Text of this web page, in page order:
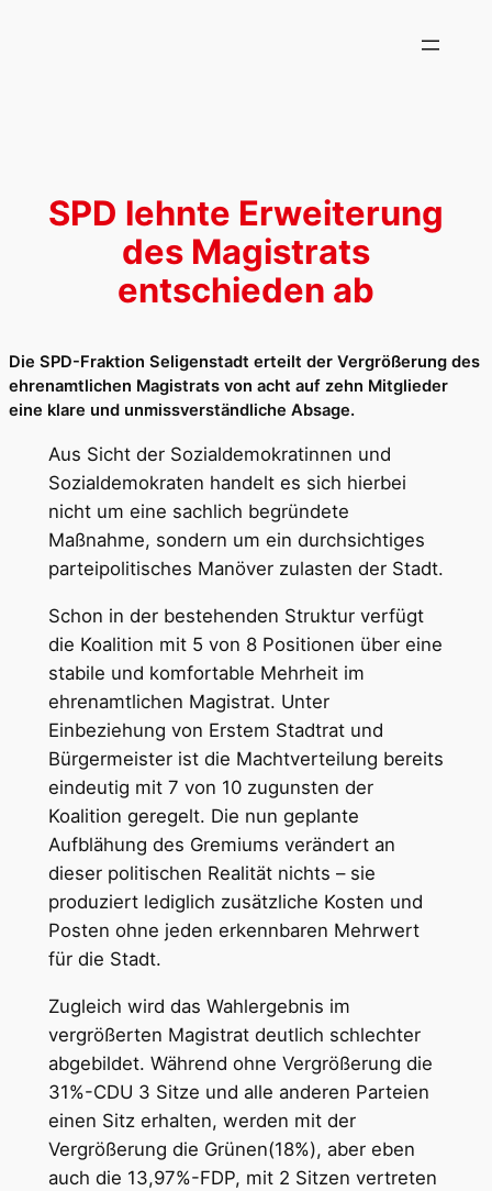
SPD lehnte Erweiterung
des Magistrats
entschieden ab
Die SPD-Fraktion Seligenstadt erteilt der Vergrößerung des
ehrenamtlichen Magistrats von acht auf zehn Mitglieder
eine klare und unmissverständliche Absage.
Aus Sicht der Sozialdemokratinnen und
Sozialdemokraten handelt es sich hierbei
nicht um eine sachlich begründete
Maßnahme, sondern um ein durchsichtiges
parteipolitisches Manöver zulasten der Stadt.
Schon in der bestehenden Struktur verfügt
die Koalition mit 5 von 8 Positionen über eine
stabile und komfortable Mehrheit im
ehrenamtlichen Magistrat. Unter
Einbeziehung von Erstem Stadtrat und
Bürgermeister ist die Machtverteilung bereits
eindeutig mit 7 von 10 zugunsten der
Koalition geregelt. Die nun geplante
Aufblähung des Gremiums verändert an
dieser politischen Realität nichts – sie
produziert lediglich zusätzliche Kosten und
Posten ohne jeden erkennbaren Mehrwert
für die Stadt.
Zugleich wird das Wahlergebnis im
vergrößerten Magistrat deutlich schlechter
abgebildet. Während ohne Vergrößerung die
31%-CDU 3 Sitze und alle anderen Parteien
einen Sitz erhalten, werden mit der
Vergrößerung die Grünen(18%), aber eben
auch die 13,97%-FDP, mit 2 Sitzen vertreten